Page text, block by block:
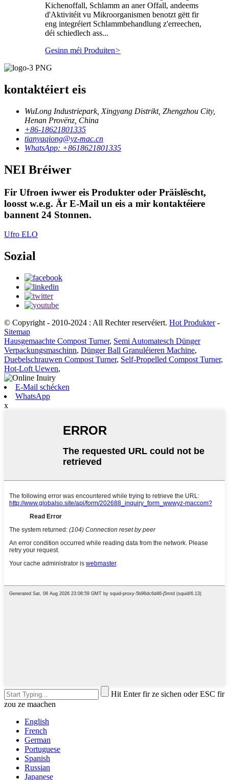
Kichenoffall, Schlamm an aner Offall, andeems
d'Aktivitéit vu Mikroorganismen benotzt gëtt fir
eng integréiert Schlammbehandlung z'erreechen,
déi schiedlech ass...
Gesinn méi Produiten>
kontaktéiert eis
WuLong Industriepark, Xingyang Distrikt, Zhengzhou City,
Henan Provënz, China
+86-18621801335
tianyaqiong@yz-mac.cn
WhatsApp: +8618621801335
NEI Bréiwer
Fir Ufroen iwwer eis Produkter oder Präislëscht,
loosst w.e.g. Är E-Mail un eis a mir kontaktéiere
bannent 24 Stonnen.
Ufro ELO
Sozial
© Copyright - 2010-2024 : All Rechter reservéiert. Hot Produkter-
Sitemap
Hausgemaachte Compost Turner, Semi Automatesch Dünger
Verpackungsmaschinn, Dünger Ball Granuléieren Machine,
Duebelschrauwen Compost Turner, Self-Propelled Compost Turner,
Hot-Loft Uewen,
E-Mail schécken
WhatsApp
x
Hit Enter fir ze sichen oder ESC fir
zou ze maachen
English
French
German
Portuguese
Spanish
Russian
Japanese